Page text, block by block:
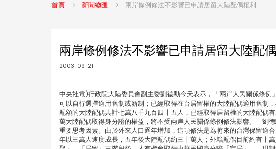
首頁 新聞總匯 兩岸條例修法不影響已申請居留大陸配偶權利
兩岸條例修法不影響已申請居留大陸配
2003-09-21
中央社電)行政院大陸委員會副主委劉德勳今天表示，「兩岸人民關係條
可以自行選擇適用舊制或新制；已經取得在台居留權的大陸配偶適用舊制
配額的大陸配偶共計七萬八千九百四十五人，已經取得居留權的大陸配偶
萬大陸配偶取得身分證的權益，將不受兩岸人民關係條例修法影響。 劉
重要思考因素。由於外來人口逐年增加，這項修法是為將來的台灣保留
年以三萬人速度成長，五年後大陸配偶約三十萬人；外籍配偶目前約有